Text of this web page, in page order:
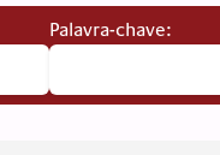
Palavra-chave: